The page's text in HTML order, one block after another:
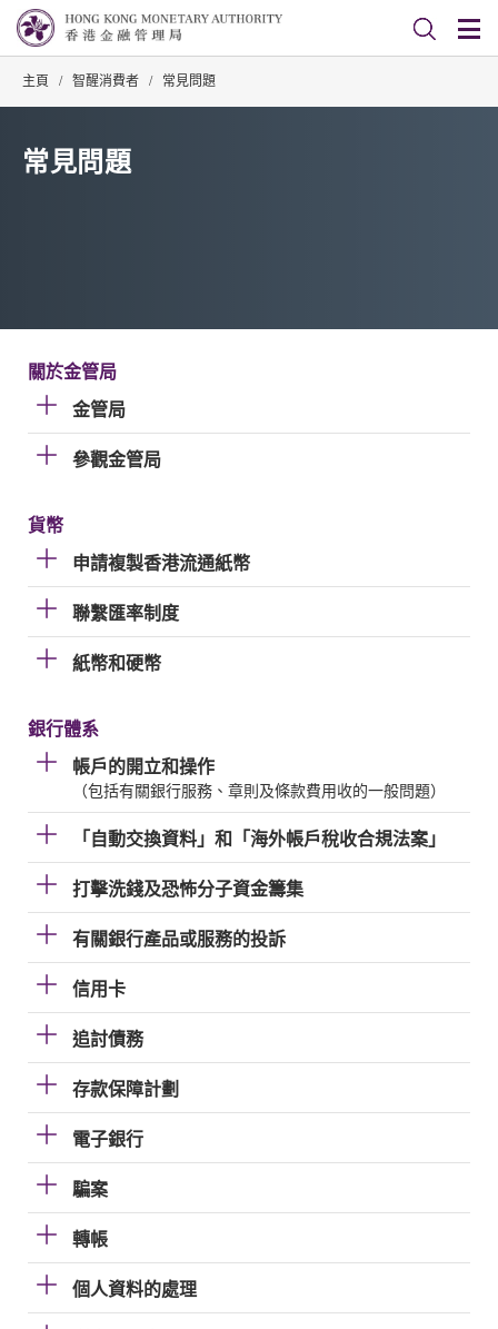
主頁 / 智醒消費者 / 常見問題
常見問題
關於金管局
金管局
參觀金管局
貨幣
申請複製香港流通紙幣
聯繫匯率制度
紙幣和硬幣
銀行體系
帳戶的開立和操作
（包括有關銀行服務、章則及條款費用收的一般問題）
「自動交換資料」和「海外帳戶稅收合規法案」
打擊洗錢及恐怖分子資金籌集
有關銀行產品或服務的投訴
信用卡
追討債務
存款保障計劃
電子銀行
騙案
轉帳
個人資料的處理